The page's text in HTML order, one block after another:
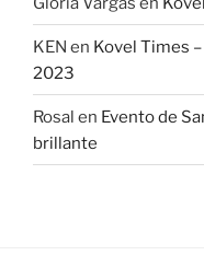
KEN en Kovel Times
2023
Rosal en Evento de
brillante